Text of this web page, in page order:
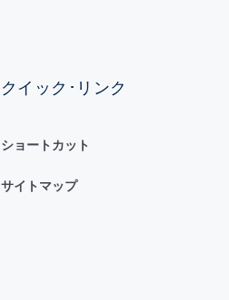
クイック･リンク
ショートカット
サイトマップ